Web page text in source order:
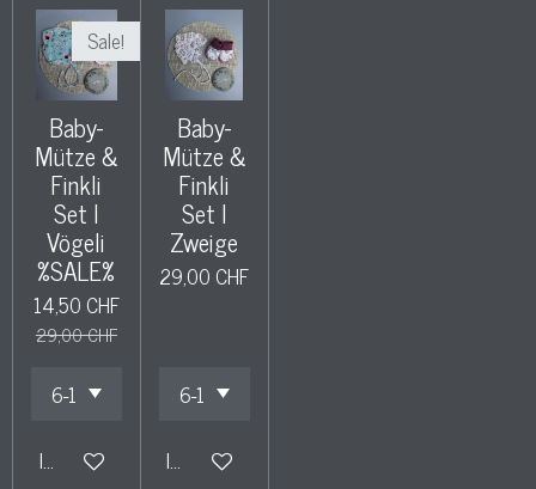
Sale!
Baby-
Mütze &
Finkli
Set l
Vögeli
%SALE%
14,50 CHF
29,00 CHF
In den Warenkorb
Baby-
Mütze &
Finkli
Set l
Zweige
29,00 CHF
In den Warenkorb